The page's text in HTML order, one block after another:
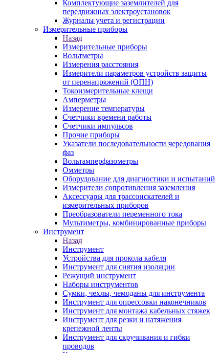
Комплектующие заземлителей для
передвижных электроустановок
Журналы учета и регистрации
Измерительные приборы
Назад
Измерительные приборы
Вольтметры
Измерения расстояния
Измерители параметров устройств защиты
от перенапряжений (ОПН)
Токоизмерительные клещи
Амперметры
Измерение температуры
Счетчики времени работы
Счетчики импульсов
Прочие приборы
Указатели последовательности чередования
фаз
Вольтамперфазометры
Омметры
Оборудование для диагностики и испытаний
Измерители сопротивления заземления
Аксессуары для трассоискателей и
измерительных приборов
Преобразователи переменного тока
Мультиметры, комбинированные приборы
Инструмент
Назад
Инструмент
Устройства для прокола кабеля
Инструмент для снятия изоляции
Режущий инструмент
Наборы инструментов
Сумки, чехлы, чемоданы для инструмента
Инструмент для опрессовки наконечников
Инструмент для монтажа кабельных стяжек
Инструмент для резки и натяжения
крепежной ленты
Инструмент для скручивания и гибки
проводов